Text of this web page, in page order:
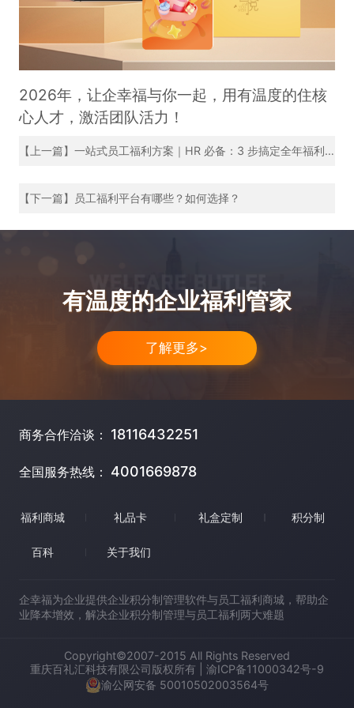
2026年，让企幸福与你一起，用有温度的住核
心人才，激活团队活力！
【上一篇】一站式员工福利方案｜HR 必备：3 步搞定全年福利，员工满意、老板认可
【下一篇】员工福利平台有哪些？如何选择？
有温度的企业福利管家
了解更多>
商务合作洽谈： 18116432251
全国服务热线： 4001669878
福利商城 礼品卡 礼盒定制 积分制
百科 关于我们
企幸福为企业提供企业积分制管理软件与员工福利商城，帮助企
业降本增效，解决企业积分制管理与员工福利两大难题
Copyright©2007-2015 All Rights Reserved
重庆百礼汇科技有限公司版权所有 | 渝ICP备11000342号-9
渝公网安备 50010502003564号